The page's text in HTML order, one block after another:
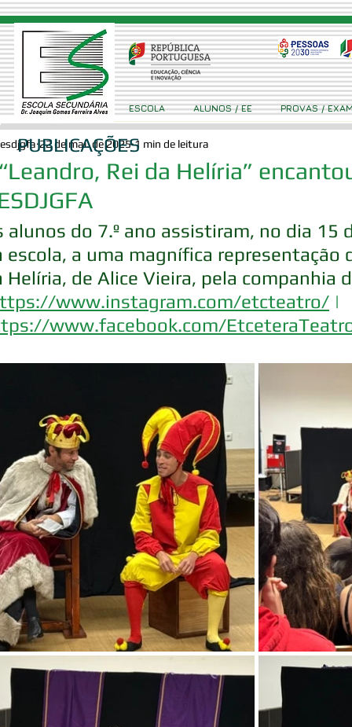
Rei da Helíria”
esdjgfa 22 de mai. de 2025 1 min de leitura
alunos do 7.º ano assistiram, no dia
escola, a uma magnífica representação
Helíria, de Alice Vieira, pela companhia
www.instagram.com/etcteatro/ |
www.facebook.com/
PUBLICAÇÕES
ESCOLA ALUNOS / EE PROVAS /